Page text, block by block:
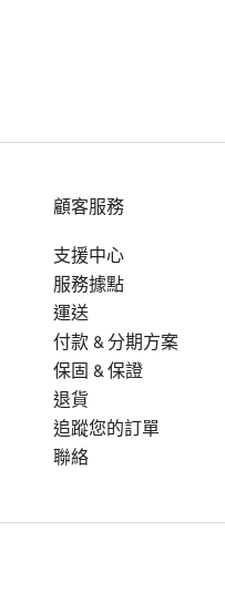
顧客服務
支援中心
服務據點
運送
付款 & 分期方案
保固 & 保證
退貨
追蹤您的訂單
聯絡